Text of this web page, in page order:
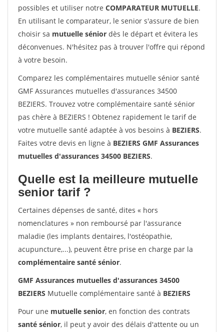
possibles et utiliser notre COMPARATEUR MUTUELLE.
En utilisant le comparateur, le senior s'assure de bien
choisir sa mutuelle sénior dès le départ et évitera les
déconvenues. N'hésitez pas à trouver l'offre qui répond
à votre besoin.
Comparez les complémentaires mutuelle sénior santé
GMF Assurances mutuelles d'assurances 34500
BEZIERS. Trouvez votre complémentaire santé sénior
pas chère à BEZIERS ! Obtenez rapidement le tarif de
votre mutuelle santé adaptée à vos besoins à BEZIERS.
Faites votre devis en ligne à BEZIERS GMF Assurances
mutuelles d'assurances 34500 BEZIERS.
Quelle est la meilleure mutuelle
senior tarif ?
Certaines dépenses de santé, dites « hors
nomenclatures » non remboursé par l'assurance
maladie (les implants dentaires, l'ostéopathie,
acupuncture,...), peuvent être prise en charge par la
complémentaire santé sénior.
GMF Assurances mutuelles d'assurances 34500
BEZIERS Mutuelle complémentaire santé à BEZIERS
Pour une mutuelle senior, en fonction des contrats
santé sénior, il peut y avoir des délais d'attente ou un